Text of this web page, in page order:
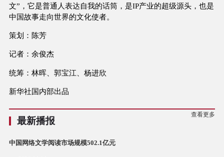
文”，它是普通人表达自我的话筒，是IP产业的超级源头，也是
中国故事走向世界的文化使者。
策划：陈芳
记者：余俊杰
统筹：林晖、郭宝江、杨进欣
新华社国内部出品
最新播报
查看更多
中国网络文学阅读市场规模502.1亿元